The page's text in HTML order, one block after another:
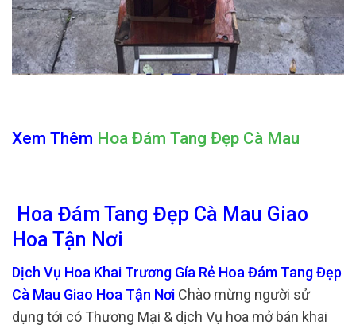
Xem Thêm Hoa Đám Tang Đẹp Cà Mau
Hoa Đám Tang Đẹp Cà Mau Giao
Hoa Tận Nơi
Dịch Vụ Hoa Khai Trương Gía Rẻ Hoa Đám Tang Đẹp
Cà Mau Giao Hoa Tận Nơi Chào mừng người sử
dụng tới có Thương Mại & dịch Vụ hoa mở bán khai